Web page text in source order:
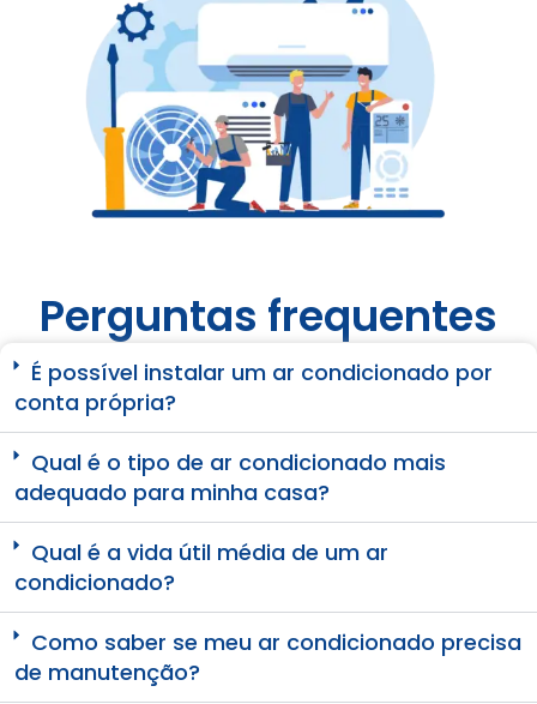
Perguntas frequentes
É possível instalar um ar condicionado por
conta própria?
Qual é o tipo de ar condicionado mais
adequado para minha casa?
Qual é a vida útil média de um ar
condicionado?
Como saber se meu ar condicionado precisa
de manutenção?